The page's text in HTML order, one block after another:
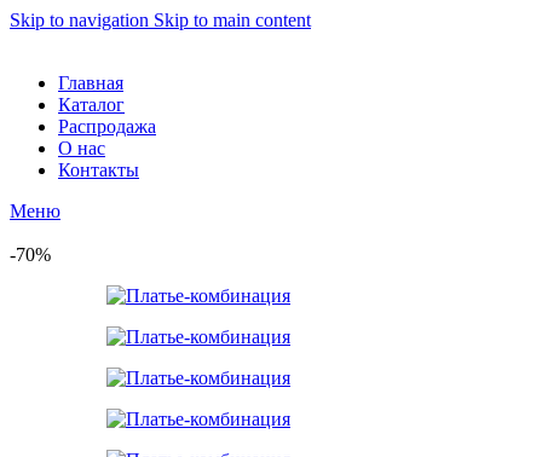
Skip to navigation Skip to main content
Главная
Каталог
Распродажа
О нас
Контакты
Меню
-70%